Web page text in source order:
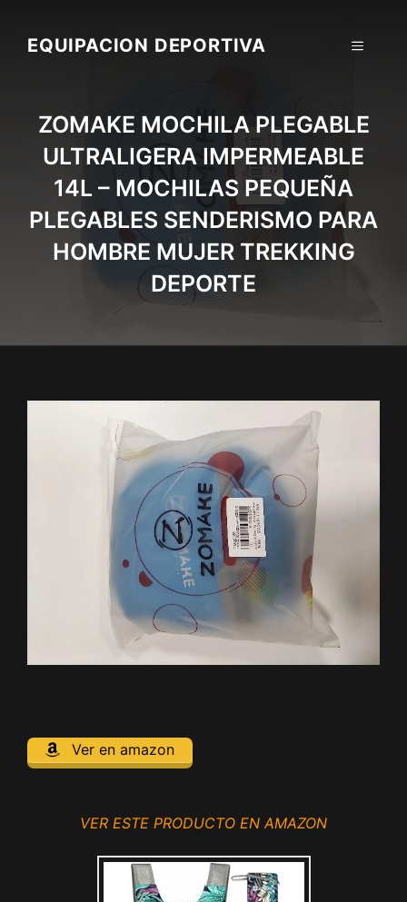
contentEQUIPACION DEPORTIVA MENU
ZOMAKE MOCHILA PLEGABLE
ULTRALIGERA IMPERMEABLE
14L – MOCHILAS PEQUEÑA
PLEGABLES SENDERISMO PARA
HOMBRE MUJER TREKKING
DEPORTE
Ver en amazon
VER ESTE PRODUCTO EN AMAZON